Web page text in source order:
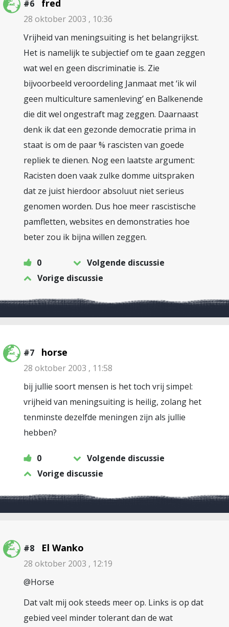
#6 fred
28 oktober 2003 , 10:36
Vrijheid van meningsuiting is het belangrijkst.
Het is namelijk te subjectief om te gaan zeggen
wat wel en geen discriminatie is. Zie
bijvoorbeeld veroordeling Janmaat met ‘ik wil
geen multiculture samenleving’ en Balkenende
die dit wel ongestraft mag zeggen. Daarnaast
denk ik dat een gezonde democratie prima in
staat is om de paar % rascisten van goede
repliek te dienen. Nog een laatste argument:
Racisten doen vaak zulke domme uitspraken
dat ze juist hierdoor absoluut niet serieus
genomen worden. Dus hoe meer rascistische
pamfletten, websites en demonstraties hoe
beter zou ik bijna willen zeggen.
0
Volgende discussie
Vorige discussie
#7 horse
28 oktober 2003 , 11:58
bij jullie soort mensen is het toch vrij simpel:
vrijheid van meningsuiting is heilig, zolang het
tenminste dezelfde meningen zijn als jullie
hebben?
0
Volgende discussie
Vorige discussie
#8 El Wanko
28 oktober 2003 , 12:19
@Horse
Dat valt mij ook steeds meer op. Links is op dat
gebied veel minder tolerant dan de wat